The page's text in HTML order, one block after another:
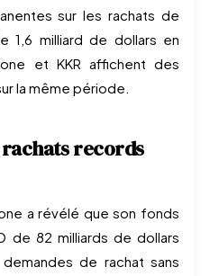
sur les rachats de
1,6 milliard de dollars en
et KKR affichent des
la même période.
records
a révélé que son fonds
de 82 milliards de dollars
de rachat sans